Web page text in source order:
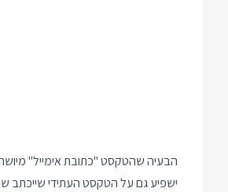
הבעיה שהטקסט "כתובת אימייל" מיושר
ישפיע גם על הטקסט העתידי שייכתב שם